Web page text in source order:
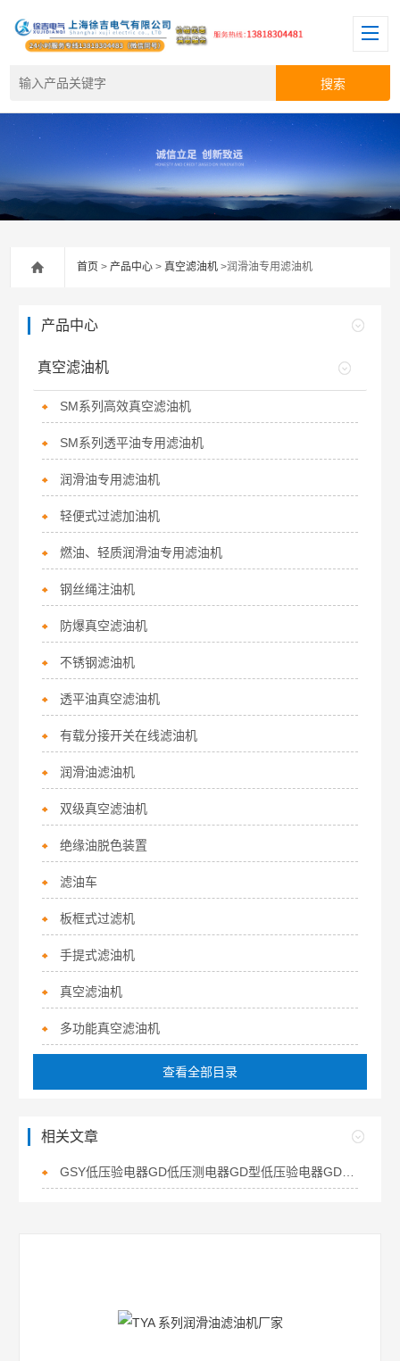
首页 >产品中心 >真空滤油机 >润滑油专用滤油机
产品中心
真空滤油机
SM系列高效真空滤油机
SM系列透平油专用滤油机
润滑油专用滤油机
轻便式过滤加油机
燃油、轻质润滑油专用滤油机
钢丝绳注油机
防爆真空滤油机
不锈钢滤油机
透平油真空滤油机
有载分接开关在线滤油机
润滑油滤油机
双级真空滤油机
绝缘油脱色装置
滤油车
板框式过滤机
手提式滤油机
真空滤油机
多功能真空滤油机
查看全部目录
相关文章